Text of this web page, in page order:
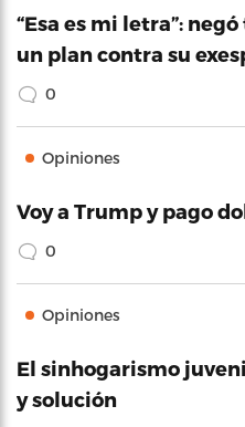
“Esa es mi letra”:
un plan contra su
0
Opiniones
Voy a Trump y pago
0
Opiniones
El sinhogarismo
y solución